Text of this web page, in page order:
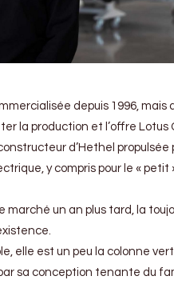
depuis 1996, mais
la production et l’offre Lotus
d’Hethel
y compris pour le « petit
marché un an plus tard, la
elle est un peu la colonne
sa conception tenante du